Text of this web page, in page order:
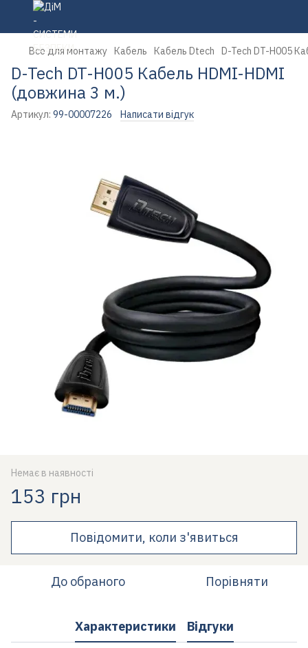
Все для монтажу Кабель Кабель Dtech D-Tech DT-H005
D-Tech DT-H005 Кабель HDMI-HDMI
(довжина 3 м.)
Артикул: 99-00007226 Написати відгук
Немає в наявності
153 грн
Повідомити, коли з'явиться
До обраного Порівняти
Характеристики Відгуки